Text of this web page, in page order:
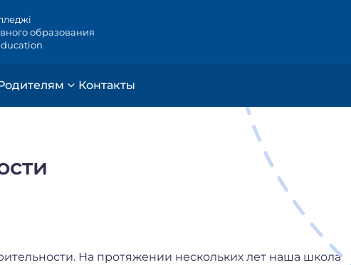
образования
Контакты
На протяжении нескольких лет наша школа